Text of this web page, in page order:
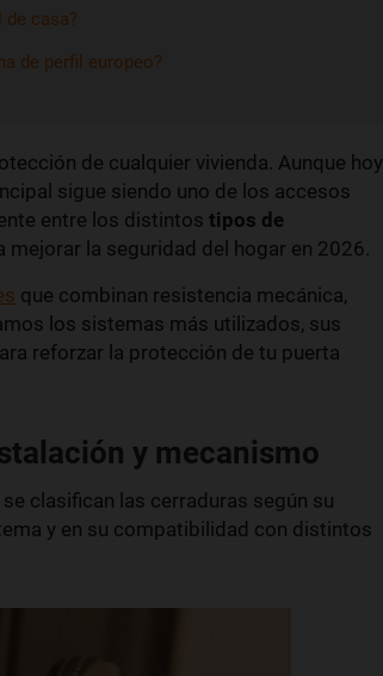
de casa?
de perfil europeo?
de cualquier vivienda. Aunque hoy
sigue siendo uno de los accesos
entre los distintos tipos de
mejorar la seguridad del hogar en 2026.
que combinan resistencia mecánica,
los sistemas más utilizados, sus
reforzar la protección de tu puerta
y mecanismo
clasifican las cerraduras según su
y en su compatibilidad con distintos